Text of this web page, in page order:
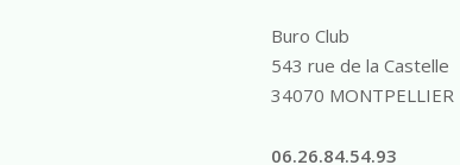
Buro Club
543 rue de la Castelle
34070 MONTPELLIER
06.26.84.54.93